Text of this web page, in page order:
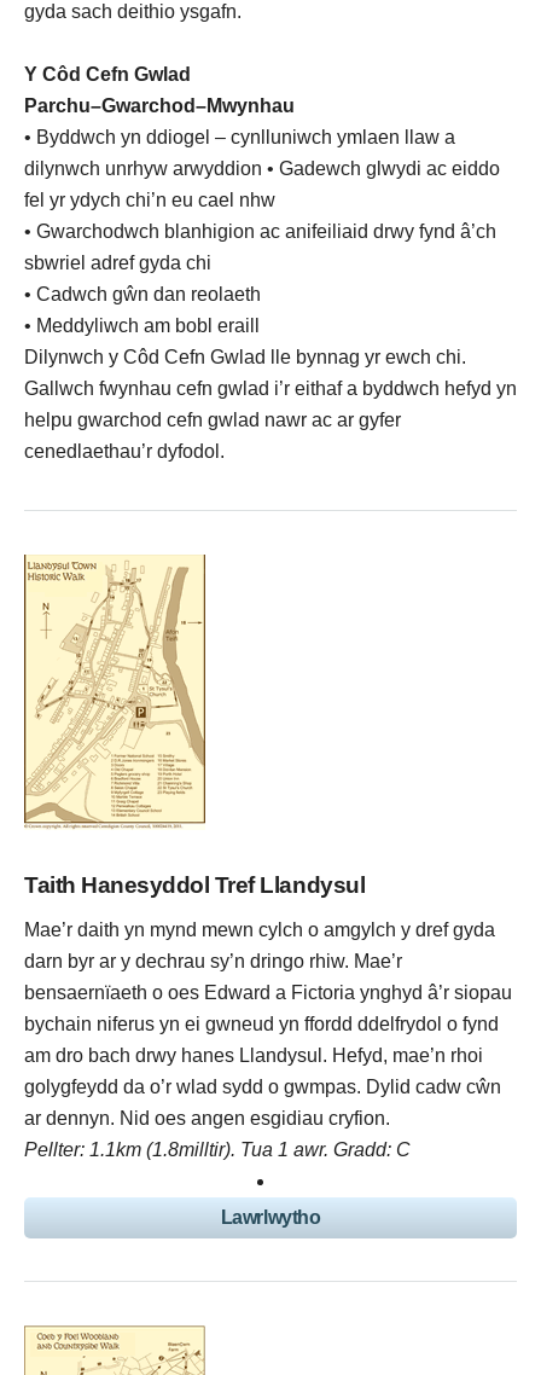
gyda sach deithio ysgafn.
Y Côd Cefn Gwlad
Parchu–Gwarchod–Mwynhau
• Byddwch yn ddiogel – cynlluniwch ymlaen llaw a
dilynwch unrhyw arwyddion • Gadewch glwydi ac eiddo
fel yr ydych chi’n eu cael nhw
• Gwarchodwch blanhigion ac anifeiliaid drwy fynd â’ch
sbwriel adref gyda chi
• Cadwch gŵn dan reolaeth
• Meddyliwch am bobl eraill
Dilynwch y Côd Cefn Gwlad lle bynnag yr ewch chi.
Gallwch fwynhau cefn gwlad i’r eithaf a byddwch hefyd yn
helpu gwarchod cefn gwlad nawr ac ar gyfer
cenedlaethau’r dyfodol.
Taith Hanesyddol Tref Llandysul
Mae’r daith yn mynd mewn cylch o amgylch y dref gyda
darn byr ar y dechrau sy’n dringo rhiw. Mae’r
bensaernïaeth o oes Edward a Fictoria ynghyd â’r siopau
bychain niferus yn ei gwneud yn ffordd ddelfrydol o fynd
am dro bach drwy hanes Llandysul. Hefyd, mae’n rhoi
golygfeydd da o’r wlad sydd o gwmpas. Dylid cadw cŵn
ar dennyn. Nid oes angen esgidiau cryfion.
Pellter: 1.1km (1.8milltir). Tua 1 awr. Gradd: C
Lawrlwytho